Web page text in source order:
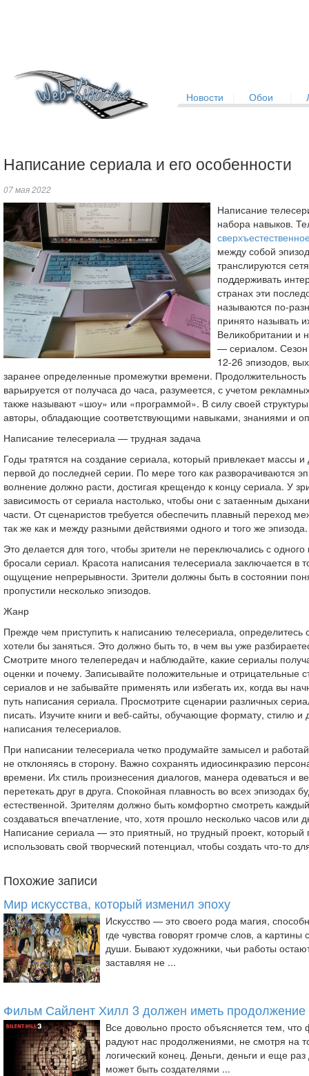
Новости Обои
Написание сериала и его особенности
07 мая 2022
Написание
набора навыков.
между собой
транслируются
поддерживать
странах эти
называются по-
принято называть
Великобритании и
— сериалом. Сезон
12-26 эпизодов,
заранее определенные промежутки времени. Продолжительность
варьируется от получаса до часа, разумеется, с учетом
также называют «шоу» или «программой». В силу своей
авторы, обладающие соответствующими навыками, знаниями и
Написание телесериала — трудная задача
Годы тратятся на создание сериала, который привлекает массы
первой до последней серии. По мере того как разворачиваются
волнение должно расти, достигая крещендо к концу сериала. У
зависимость от сериала настолько, чтобы они с затаенным
части. От сценаристов требуется обеспечить плавный переход
так же как и между разными действиями одного и того же эпизода.
Это делается для того, чтобы зрители не переключались с
бросали сериал. Красота написания телесериала заключается в
ощущение непрерывности. Зрители должны быть в состоянии
пропустили несколько эпизодов.
Жанр
Прежде чем приступить к написанию телесериала,
хотели бы заняться. Это должно быть то, в чем вы уже
Смотрите много телепередач и наблюдайте, какие сериалы
оценки и почему. Записывайте положительные и отрицательные
сериалов и не забывайте применять или избегать их, когда вы
путь написания сериала. Просмотрите сценарии различных
писать. Изучите книги и веб-сайты, обучающие формату, стилю и
написания телесериалов.
При написании телесериала четко продумайте замысел и
не отклоняясь в сторону. Важно сохранять идиосинкразию
времени. Их стиль произнесения диалогов, манера одеваться и
перетекать друг в друга. Спокойная плавность во всех эпизодах
естественной. Зрителям должно быть комфортно смотреть
создаваться впечатление, что, хотя прошло несколько часов или
Написание сериала — это приятный, но трудный проект, который
использовать свой творческий потенциал, чтобы создать что-то
Похожие записи
Мир искусства, который изменил эпоху
Искусство — это своего рода магия,
где чувства говорят громче слов, а
души. Бывают художники, чьи работы
заставляя не ...
Фильм Сайлент Хилл 3 должен иметь продолжение
Все довольно просто объясняется тем,
радуют нас продолжениями, не смотря на
логический конец. Деньги, деньги и еще раз
может быть создателями ...